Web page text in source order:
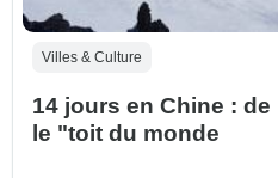
Villes & Culture
14 jours en Chine :
le "toit du monde